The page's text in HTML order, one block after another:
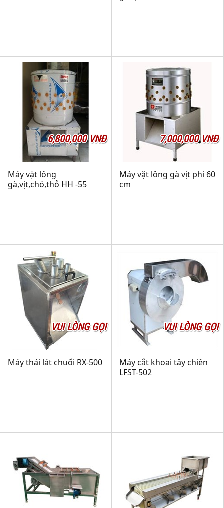
6,800,000 VNĐ
Máy vặt lông
gà,vịt,chó,thỏ HH -55
7,000,000 VNĐ
Máy vặt lông gà vịt phi 60
cm
VUI LÒNG GỌI
Máy thái lát chuối RX-500
VUI LÒNG GỌI
Máy cắt khoai tây chiên
LFST-502